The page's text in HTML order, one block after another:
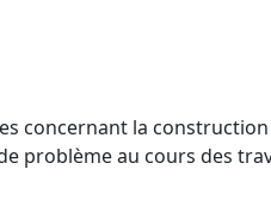
concernant la
problème au cours des